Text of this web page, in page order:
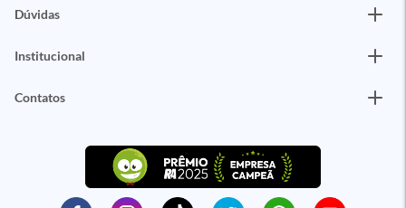
Dúvidas
Institucional
Contatos